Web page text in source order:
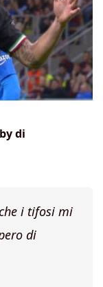
di
i tifosi mi
di